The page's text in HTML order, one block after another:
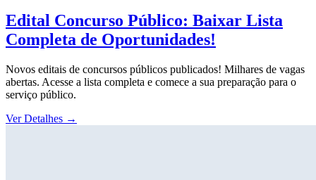
Edital Concurso Público: Baixar Lista
Completa de Oportunidades!
Novos editais de concursos públicos publicados! Milhares de vagas
abertas. Acesse a lista completa e comece a sua preparação para o
serviço público.
Ver Detalhes →